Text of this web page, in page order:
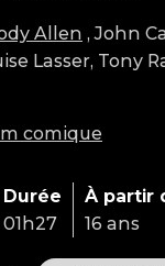
Allen , John
Lasser, Tony
comique
Durée
01h27
À partir
16 ans